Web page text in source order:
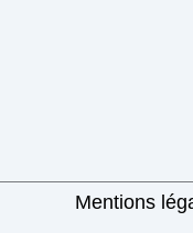
Mentions